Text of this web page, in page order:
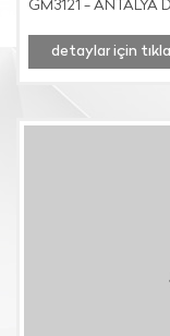
GM3121 - ANTALYA
detaylar için